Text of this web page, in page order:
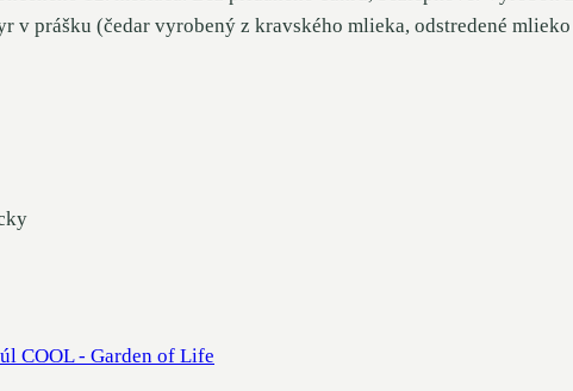
prášku (čedar vyrobený z kravského mlieka, odstredené